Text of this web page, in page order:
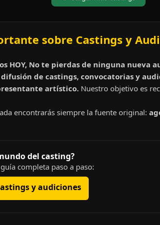
sobre Castings y
HOY, No te pierdas de ninguna nueva
difusión de castings, convocatorias y
artístico. Nuestro objetivo es
encontrarás siempre la fuente original:
del casting?
completa paso a paso:
y audiciones